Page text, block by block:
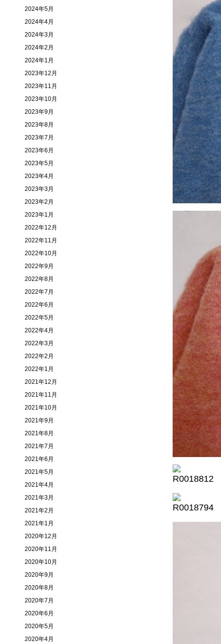
2024年5月
2024年4月
2024年3月
2024年2月
2024年1月
2023年12月
2023年11月
2023年10月
2023年9月
2023年8月
2023年7月
2023年6月
2023年5月
2023年4月
2023年3月
2023年2月
2023年1月
2022年12月
2022年11月
2022年10月
2022年9月
2022年8月
2022年7月
2022年6月
2022年5月
2022年4月
2022年3月
2022年2月
2022年1月
2021年12月
2021年11月
2021年10月
2021年9月
2021年8月
2021年7月
2021年6月
2021年5月
2021年4月
2021年3月
2021年2月
2021年1月
2020年12月
2020年11月
2020年10月
2020年9月
2020年8月
2020年7月
2020年6月
2020年5月
2020年4月